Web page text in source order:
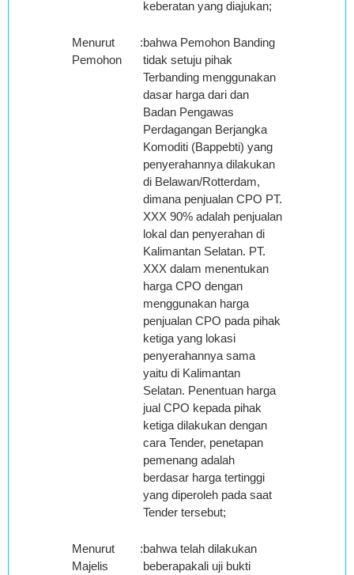
keberatan yang diajukan;
Menurut
Pemohon
:bahwa Pemohon Banding
tidak setuju pihak
Terbanding menggunakan
dasar harga dari dan
Badan Pengawas
Perdagangan Berjangka
Komoditi (Bappebti) yang
penyerahannya dilakukan
di Belawan/Rotterdam,
dimana penjualan CPO PT.
XXX 90% adalah penjualan
lokal dan penyerahan di
Kalimantan Selatan. PT.
XXX dalam menentukan
harga CPO dengan
menggunakan harga
penjualan CPO pada pihak
ketiga yang lokasi
penyerahannya sama
yaitu di Kalimantan
Selatan. Penentuan harga
jual CPO kepada pihak
ketiga dilakukan dengan
cara Tender, penetapan
pemenang adalah
berdasar harga tertinggi
yang diperoleh pada saat
Tender tersebut;
Menurut
Majelis
:bahwa telah dilakukan
beberapakali uji bukti